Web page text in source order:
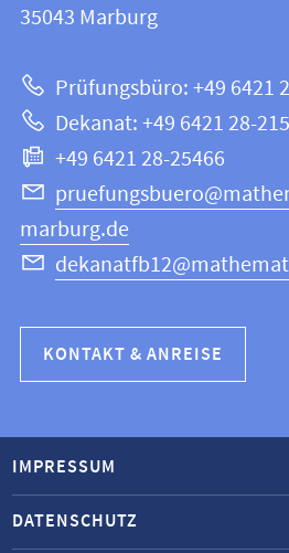
Informationen
Website
|
und
Informatik
35043 Marburg
Prüfungsbüro: +49 6421
Dekanat: +49 6421 28-
+49 6421 28-25466
marburg.de
KONTAKT & ANREISE
IMPRESSUM
DATENSCHUTZ